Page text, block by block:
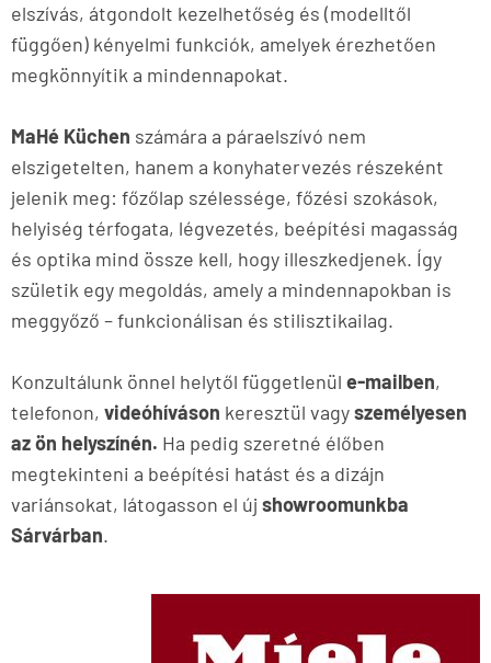
elszívás, átgondolt kezelhetőség és (modelltől
függően) kényelmi funkciók, amelyek érezhetően
megkönnyítik a mindennapokat.
MaHé Küchen számára a páraelszívó nem
elszigetelten, hanem a konyhatervezés részeként
jelenik meg: főzőlap szélessége, főzési szokások,
helyiség térfogata, légvezetés, beépítési magasság
és optika mind össze kell, hogy illeszkedjenek. Így
születik egy megoldás, amely a mindennapokban is
meggyőző – funkcionálisan és stilisztikailag.
Konzultálunk önnel helytől függetlenül e-mailben,
telefonon, videóhíváson keresztül vagyszemélyesen
az ön helyszínén. Ha pedig szeretné élőben
megtekinteni a beépítési hatást és a dizájn
variánsokat, látogasson el új showroomunkba
Sárvárban.